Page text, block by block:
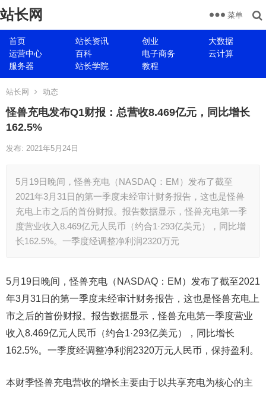
站长网
首页 站长资讯 创业
大数据
运营中心
百科 电子商务
云计算
服务器
站长学院 教程
菜单
站长网 动态
怪兽充电发布Q1财报：总营收8.469亿元，同比增长
162.5%
发布: 2021年5月24日
5月19日晚间，怪兽充电（NASDAQ：EM）发布了截至
2021年3月31日的第一季度未经审计财务报告，这也是怪兽
充电上市之后的首份财报。报告数据显示，怪兽充电第一季
度营业收入8.469亿元人民币（约合1·293亿美元），同比增
长162.5%。一季度经调整净利润2320万元
5月19日晚间，怪兽充电（NASDAQ：EM）发布了截至2021
年3月31日的第一季度未经审计财务报告，这也是怪兽充电上
市之后的首份财报。报告数据显示，怪兽充电第一季度营业
收入8.469亿元人民币（约合1·293亿美元），同比增长
162.5%。一季度经调整净利润2320万元人民币，保持盈利。
本财季怪兽充电营收的增长主要由于以共享充电为核心的主